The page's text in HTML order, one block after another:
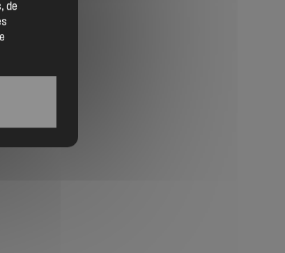
un artisan
Devenir adhérent
Espace adhérent
Billetterie
de